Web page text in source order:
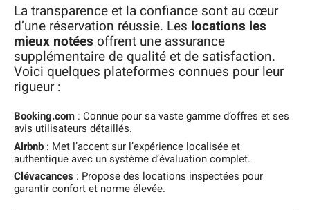
La transparence et la confiance sont au cœur
d’une réservation réussie. Les locations les
mieux notées offrent une assurance
supplémentaire de qualité et de satisfaction.
Voici quelques plateformes connues pour leur
rigueur :
Booking.com : Connue pour sa vaste gamme d’offres et ses
avis utilisateurs détaillés.
Airbnb : Met l’accent sur l’expérience localisée et
authentique avec un système d’évaluation complet.
Clévacances : Propose des locations inspectées pour
garantir confort et norme élevée.